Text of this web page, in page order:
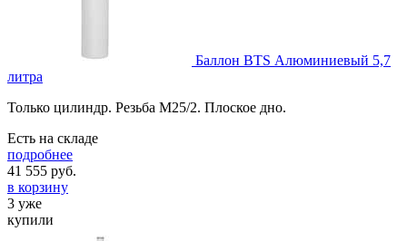
Баллон BTS Алюминиевый 5,7
литра
Только цилиндр. Резьба М25/2. Плоское дно.
Есть на складе
подробнее
41 555 руб.
в корзину
3 уже
купили